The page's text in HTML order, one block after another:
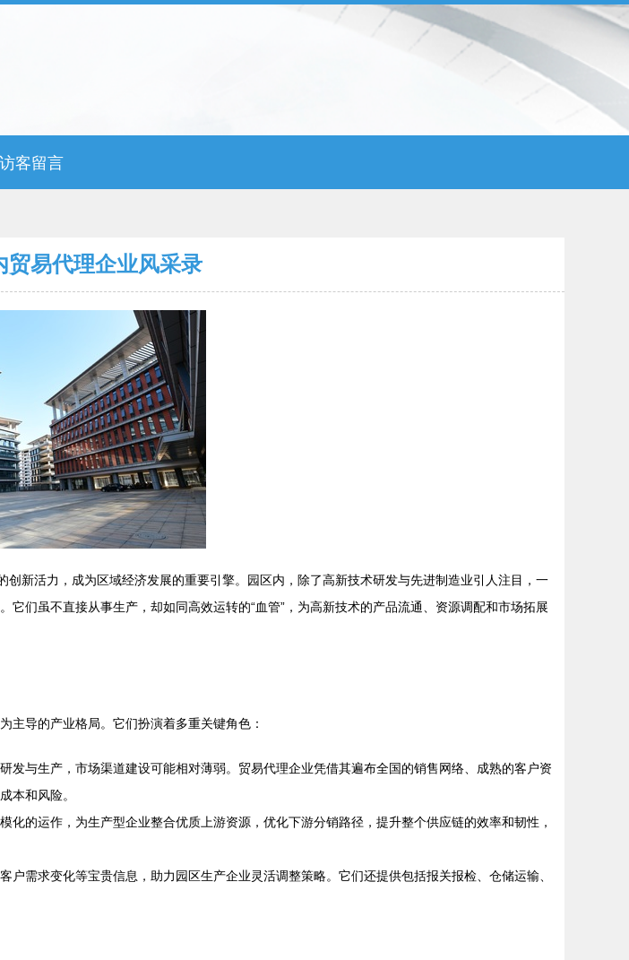
访客留言
贸易代理企业风采录
新活力，成为区域经济发展的重要引擎。园区内，除了高新技术研发与先进制造业引人注目，一
们虽不直接从事生产，却如同高效运转的“血管”，为高新技术的产品流通、资源调配和市场拓展
主导的产业格局。它们扮演着多重关键角色：
发与生产，市场渠道建设可能相对薄弱。贸易代理企业凭借其遍布全国的销售网络、成熟的客户资
本和风险。
化的运作，为生产型企业整合优质上游资源，优化下游分销路径，提升整个供应链的效率和韧性，
需求变化等宝贵信息，助力园区生产企业灵活调整策略。它们还提供包括报关报检、仓储运输、